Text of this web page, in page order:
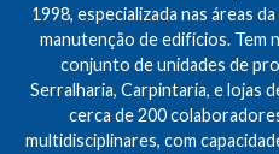
1998, especializada nas áreas
manutenção de edifícios. Tem
conjunto de unidades de
Serralharia, Carpintaria, e lojas
cerca de 200
multidisciplinares, com